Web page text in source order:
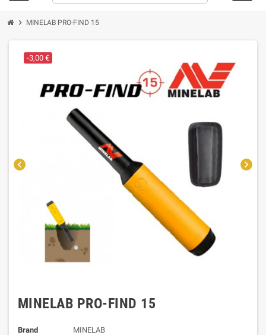
chevron_right MINELAB PRO-FIND 15
chevron_left chevron_right
-3,00 €
MINELAB PRO-FIND 15
Brand
MINELAB